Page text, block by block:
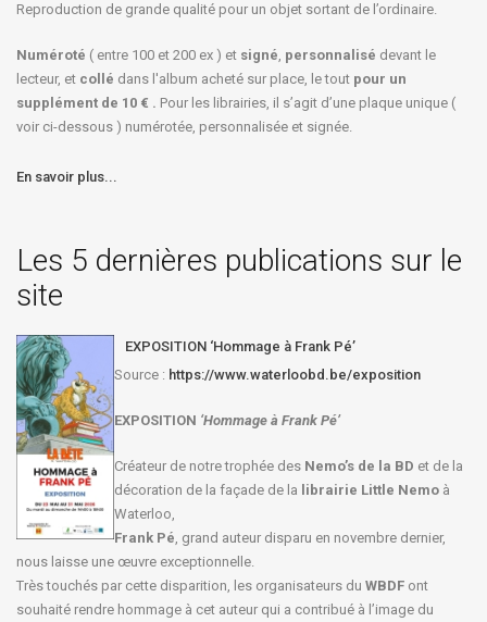
Reproduction de grande qualité pour un objet sortant de l’ordinaire.
Numéroté ( entre 100 et 200 ex ) et signé, personnalisé devant le
lecteur, et collé dans l'album acheté sur place, le tout pour un
supplément de 10 € . Pour les librairies, il s’agit d’une plaque unique (
voir ci-dessous ) numérotée, personnalisée et signée.
En savoir plus...
Les 5 dernières publications sur le
site
EXPOSITION ‘Hommage à Frank Pé’
Source : https://www.waterloobd.be/exposition
EXPOSITION ‘Hommage à Frank Pé’
Créateur de notre trophée des Nemo’s de la BD et de la
décoration de la façade de la librairie Little Nemo à
Waterloo,
Frank Pé, grand auteur disparu en novembre dernier,
nous laisse une œuvre exceptionnelle.
Très touchés par cette disparition, les organisateurs du WBDF ont
souhaité rendre hommage à cet auteur qui a contribué à l’image du